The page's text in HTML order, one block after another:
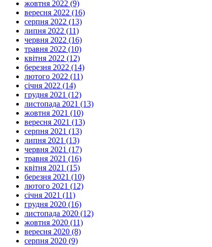
жовтня 2022 (9)
вересня 2022 (16)
серпня 2022 (13)
липня 2022 (11)
червня 2022 (16)
травня 2022 (10)
квітня 2022 (12)
березня 2022 (14)
лютого 2022 (11)
січня 2022 (14)
грудня 2021 (12)
листопада 2021 (13)
жовтня 2021 (10)
вересня 2021 (13)
серпня 2021 (13)
липня 2021 (13)
червня 2021 (17)
травня 2021 (16)
квітня 2021 (15)
березня 2021 (10)
лютого 2021 (12)
січня 2021 (11)
грудня 2020 (16)
листопада 2020 (12)
жовтня 2020 (11)
вересня 2020 (8)
серпня 2020 (9)